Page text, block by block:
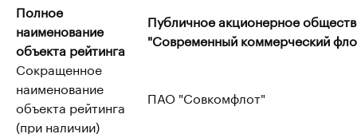
Полное
наименование
объекта рейтинга
Публичное акционерное
"Современный коммерческий
Сокращенное
наименование
объекта рейтинга
(при наличии)
ПАО "Совкомфлот"